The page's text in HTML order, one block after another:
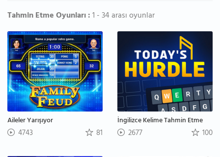
Tahmin Etme Oyunları :1 - 34 arası oyunlar
Aileler Yarışıyor
4743 81
İngilizce Kelime Tahmin Etme
2677 100